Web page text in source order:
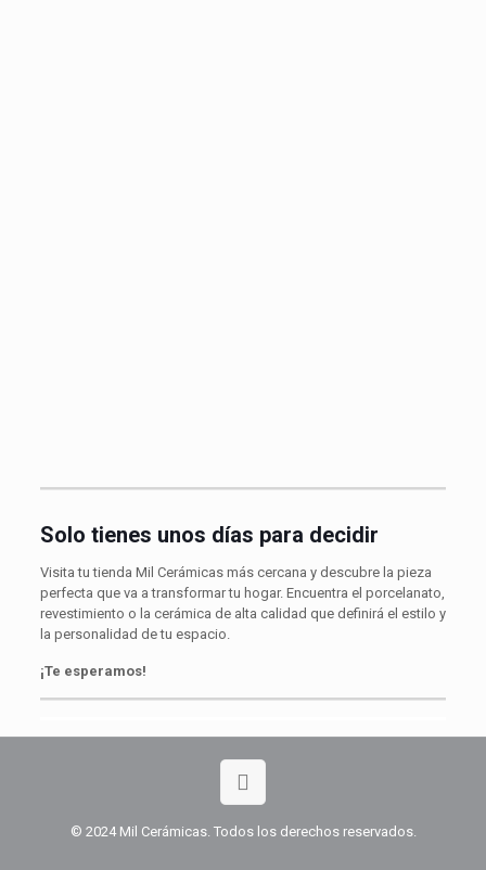
Solo tienes unos días para decidir
Visita tu tienda Mil Cerámicas más cercana y descubre la pieza
perfecta que va a transformar tu hogar. Encuentra el porcelanato,
revestimiento o la cerámica de alta calidad que definirá el estilo y
la personalidad de tu espacio.
¡Te esperamos!
© 2024 Mil Cerámicas. Todos los derechos reservados.